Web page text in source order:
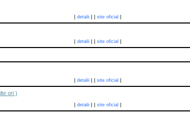
| detalii| | site oficial|
| detalii| | site oficial|
| detalii| | site oficial|
ori )
| detalii| | site oficial|